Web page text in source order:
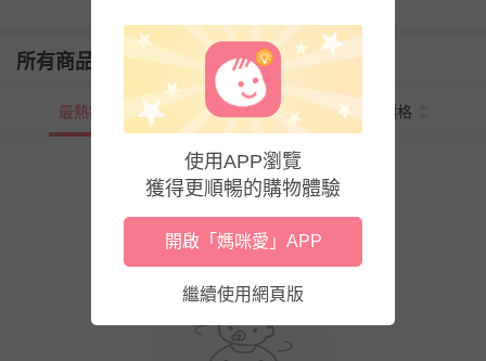
所有商品
最熱銷 新上市 價格
使用APP瀏覽
獲得更順暢的購物體驗
開啟「媽咪愛」APP
繼續使用網頁版